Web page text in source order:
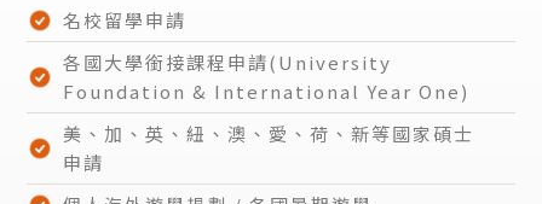
名校留學申請
各國大學銜接課程申請(University
Foundation & International Year One)​
美、加、英、紐、澳、愛、荷、新等國家碩士
申請